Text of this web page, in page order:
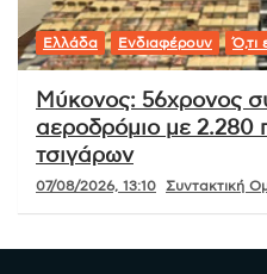
Ελλάδα Ενδιαφέρουν Ό,τι
Μύκονος: 56χρονος
αεροδρόμιο με 2.280
τσιγάρων
07/08/2026, 13:10 Συντακτική